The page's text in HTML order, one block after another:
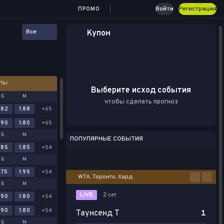
ПРОМО Войти Регистрация
Все
Б М
1.88
+65
1.80 +65
Б М
1.85 +54
Б М
1.95 +54
Б М
1.80
+54
1.80 +54
Б М
Купон
Выберите исход события
чтобы сделать прогноз
ПОПУЛЯРНЫЕ СОБЫТИЯ
WTA. Торонто. Хард
LIVE 2 сет
Таунсенд Т
1